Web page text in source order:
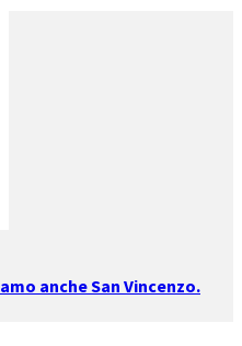
anche San Vincenzo.